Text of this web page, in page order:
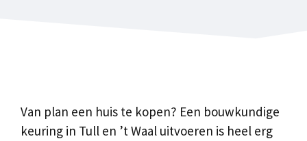
Van plan een huis te kopen? Een bouwkundige
keuring in Tull en ’t Waal uitvoeren is heel erg